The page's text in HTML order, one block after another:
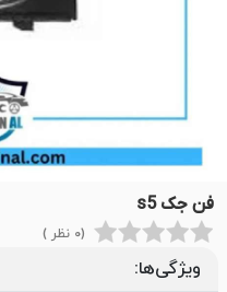
فن جک s5
(0 نظر )
ویژگی‌ها: